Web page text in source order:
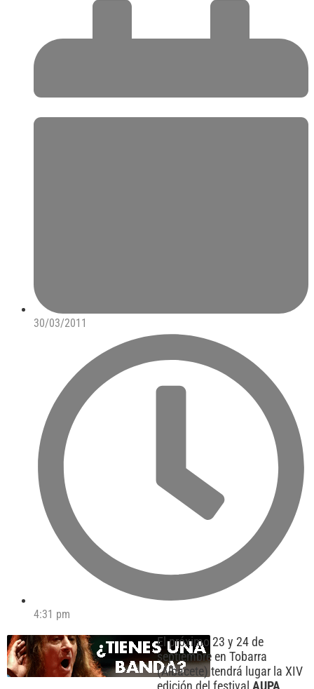
30/03/2011
4:31 pm
El próximo 23 y 24 de
septiembre en Tobarra
(Albacete) tendrá lugar la XIV
edición del festival AUPA